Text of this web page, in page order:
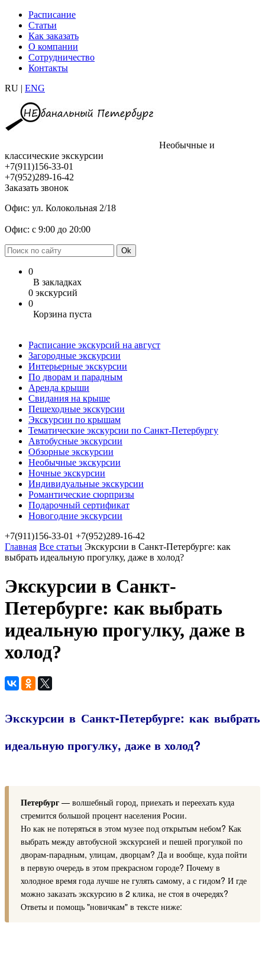
Расписание
Статьи
Как заказать
О компании
Сотрудничество
Контакты
RU | ENG
Необычные и
классические экскурсии
+7(911)156-33-01
+7(952)289-16-42
Заказать звонок
Офис: ул. Колокольная 2/18
Офис: с 9:00 до 20:00
0
В закладках
0 экскурсий
0
Корзина пуста
Расписание экскурсий на август
Загородные экскурсии
Интерьерные экскурсии
По дворам и парадным
Аренда крыши
Свидания на крыше
Пешеходные экскурсии
Экскурсии по крышам
Тематические экскурсии по Санкт-Петербургу
Автобусные экскурсии
Обзорные экскурсии
Необычные экскурсии
Ночные экскурсии
Индивидуальные экскурсии
Романтические сюрпризы
Подарочный сертификат
Новогодние экскурсии
+7(911)156-33-01 +7(952)289-16-42
Главная Все статьи Экскурсии в Санкт-Петербурге: как
выбрать идеальную прогулку, даже в холод?
Экскурсии в Санкт-
Петербурге: как выбрать
идеальную прогулку, даже в
холод?
Экскурсии в Санкт-Петербурге: как выбрать
идеальную прогулку, даже в холод?
Петербург — волшебный город, приехать и переехать куда
стремится большой процент населения Росии.
Но как не потеряться в этом музее под открытым небом? Как
выбрать между автобусной экскурсией и пешей прогулкой по
дворам-парадным, улицам, дворцам? Да и вообще, куда пойти
в первую очередь в этом прекрасном городе? Почему в
холодное время года лучше не гулять самому, а с гидом? И где
можно заказать экскурсию в 2 клика, не стоя в очередях?
Ответы и помощь "новичкам" в тексте ниже: